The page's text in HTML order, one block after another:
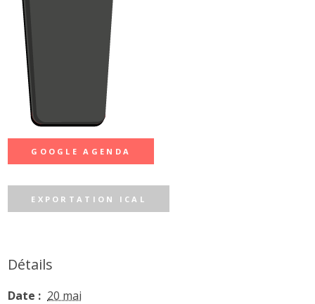
GOOGLE AGENDA
EXPORTATION ICAL
Détails
Date : 20 mai